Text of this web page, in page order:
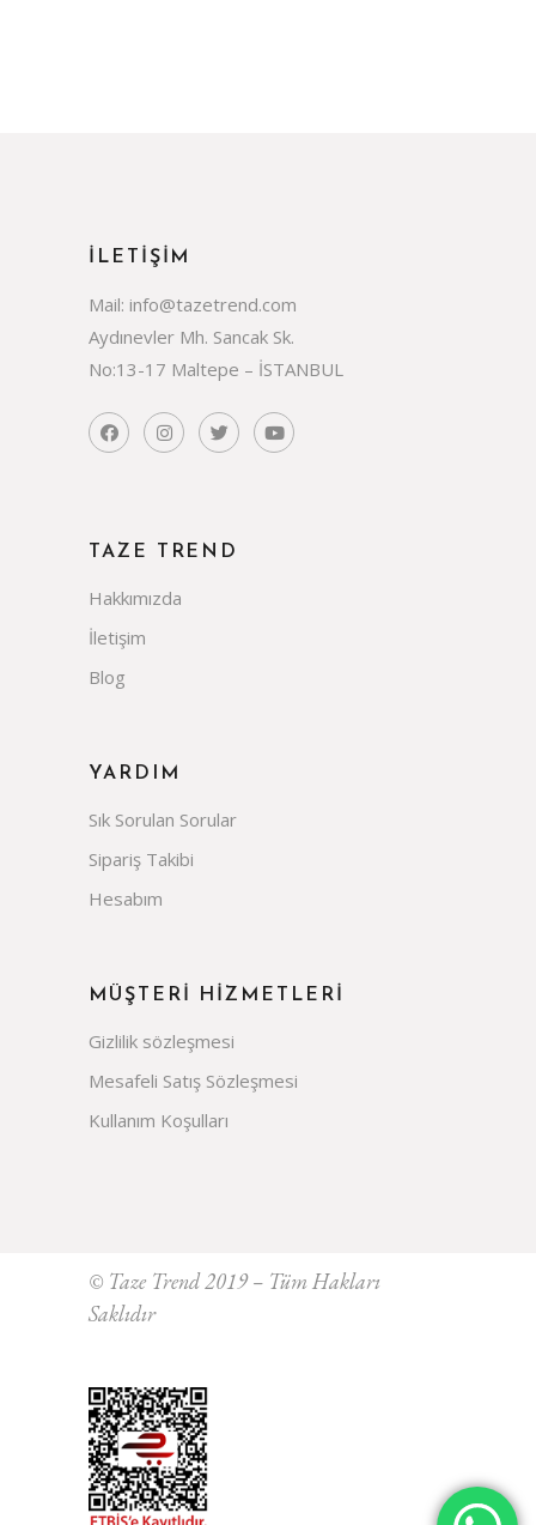
İLETİŞİM
Mail: info@tazetrend.com
Aydınevler Mh. Sancak Sk.
No:13-17 Maltepe – İSTANBUL
TAZE TREND
Hakkımızda
İletişim
Blog
YARDIM
Sık Sorulan Sorular
Sipariş Takibi
Hesabım
MÜŞTERİ HİZMETLERİ
Gizlilik sözleşmesi
Mesafeli Satış Sözleşmesi
Kullanım Koşulları
© Taze Trend 2019 – Tüm Hakları
Saklıdır